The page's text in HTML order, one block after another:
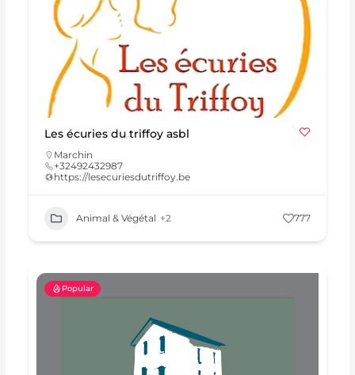
Les écuries du triffoy asbl
Marchin
+32492432987
https://lesecuriesdutriffoy.be
Animal & Végétal +2 777
Popular